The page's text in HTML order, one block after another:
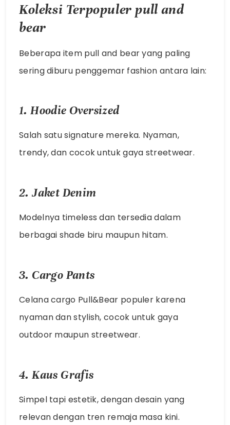
Koleksi Terpopuler pull and
bear
Beberapa item pull and bearyang paling
sering diburu penggemar fashion antara lain:
1. Hoodie Oversized
Salah satu signature mereka. Nyaman,
trendy, dan cocok untuk gaya streetwear.
2. Jaket Denim
Modelnya timeless dan tersedia dalam
berbagai shade biru maupun hitam.
3. Cargo Pants
Celana cargo Pull&Bear populer karena
nyaman dan stylish, cocok untuk gaya
outdoor maupun streetwear.
4. Kaus Grafis
Simpel tapi estetik, dengan desain yang
relevan dengan tren remaja masa kini.